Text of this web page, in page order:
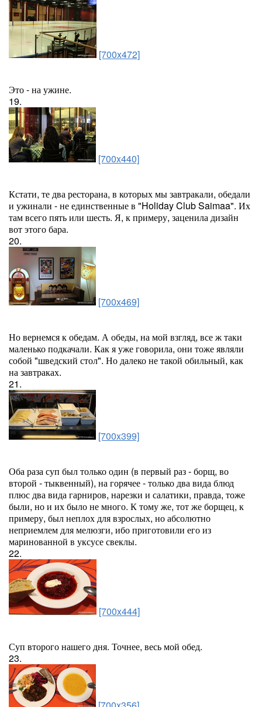
[700x472]
Это - на ужине.
19.
[700x440]
Кстати, те два ресторана, в которых мы завтракали, обедали
и ужинали - не единственные в "Holiday Club Saimaa". Их
там всего пять или шесть. Я, к примеру, заценила дизайн
вот этого бара.
20.
[700x469]
Но вернемся к обедам. А обеды, на мой взгляд, все ж таки
маленько подкачали. Как я уже говорила, они тоже являли
собой "шведский стол". Но далеко не такой обильный, как
на завтраках.
21.
[700x399]
Оба раза суп был только один (в первый раз - борщ, во
второй - тыквенный), на горячее - только два вида блюд
плюс два вида гарниров, нарезки и салатики, правда, тоже
были, но и их было не много. К тому же, тот же борщец, к
примеру, был неплох для взрослых, но абсолютно
неприемлем для мелюзги, ибо приготовили его из
маринованной в уксусе свеклы.
22.
[700x444]
Суп второго нашего дня. Точнее, весь мой обед.
23.